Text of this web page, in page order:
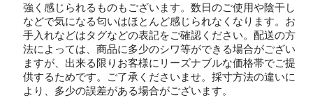
強く感じられるものもございます。数日のご使用や陰干し
などで気になる匂いはほとんど感じられなくなります。お
手入れなどはタグなどの表記をご確認ください。配送の方
法によっては、商品に多少のシワ等ができる場合がござい
ますが、出来る限りお客様にリーズナブルな価格帯でご提
供するためです。ご了承くださいませ。採寸方法の違いに
より、多少の誤差がある場合がございます。